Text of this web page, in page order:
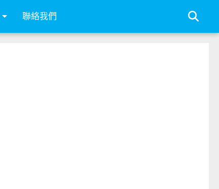
聯絡我們